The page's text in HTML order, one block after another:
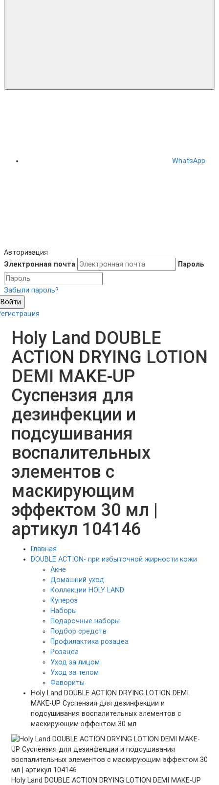
WhatsApp
Авторизация
Электронная почта
Пароль
Забыли пароль?
Войти
Holy Land DOUBLE
ACTION DRYING LOTION
DEMI MAKE-UP
Суспензия для
дезинфекции и
подсушивания
воспалительных
элементов с
маскирующим
эффектом 30 мл |
артикул 104146
Главная
DOUBLE ACTION- при избыточной жирности кожи
Акне
Домашний уход
Коллекции HOLY LAND
Купероз
Наборы
Подарочные наборы
Подбор средств
Профилактика розацеа
Розацеа
Уход за лицом
Уход за телом
Фавориты
Holy Land DOUBLE ACTION DRYING LOTION DEMI
MAKE-UP Суспензия для дезинфекции и
подсушивания воспалительных элементов с
маскирующим эффектом 30 мл
Holy Land DOUBLE ACTION DRYING LOTION DEMI MAKE-UP